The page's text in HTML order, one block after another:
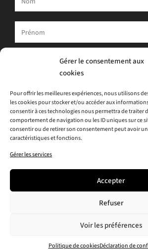
Gérer le consentement aux
cookies
Pour offrir les meilleures expériences, nous utilisons
les cookies pour stocker et/ou accéder aux
consentir à ces technologies nous permettra de traiter
comportement de navigation ou les ID uniques sur ce
consentir ou de retirer son consentement peut avoir
caractéristiques et fonctions.
Gérer les services
Accepter
Refuser
Voir les préférences
Politique de cookiesDéclaration de
Votre adresse e-mail est uniquement utilisée
notre newsletter et des informations sur les
la newsletter.
J'acceptela politique de confidentialité
© 2026 · ATLAS -Politique de Confidentialité-